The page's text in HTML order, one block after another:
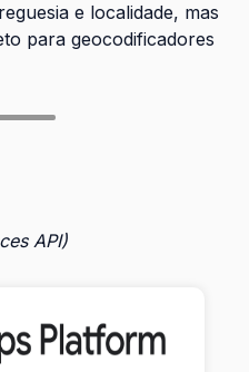
e localidade, mas
para geocodificadores
API)